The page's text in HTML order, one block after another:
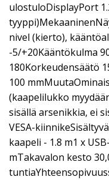
ulostuloDisplayPort
nivel (kierto),
-5/+20Kääntökulma
180Korkeudensäätö
100
(kaapelilukko
sisällä arsenikkia, ei
VESA-
kaapeli - 1.8 m1 x
mTakavalon kesto